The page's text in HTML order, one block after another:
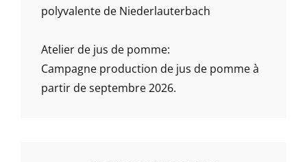
polyvalente de Niederlauterbach
Atelier de jus de pomme:
Campagne production de jus de pomme à
partir de septembre 2026.